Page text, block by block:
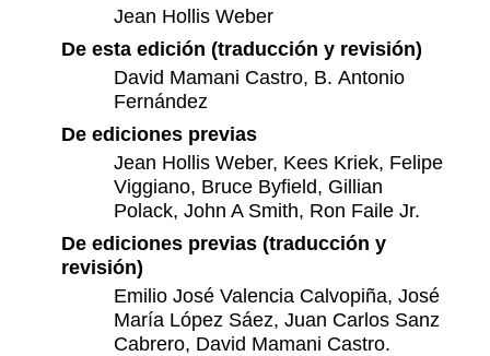
Jean Hollis Weber
De esta edición (traducción y revisión)
David Mamani Castro, B. Antonio
Fernández
De ediciones previas
Jean Hollis Weber, Kees Kriek, Felipe
Viggiano, Bruce Byfield, Gillian
Polack, John A Smith, Ron Faile Jr.
De ediciones previas (traducción y
revisión)
Emilio José Valencia Calvopiña, José
María López Sáez, Juan Carlos Sanz
Cabrero, David Mamani Castro.